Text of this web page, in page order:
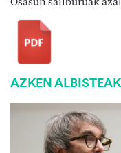
Osasun sailburuak
AZKEN ALBISTEAK